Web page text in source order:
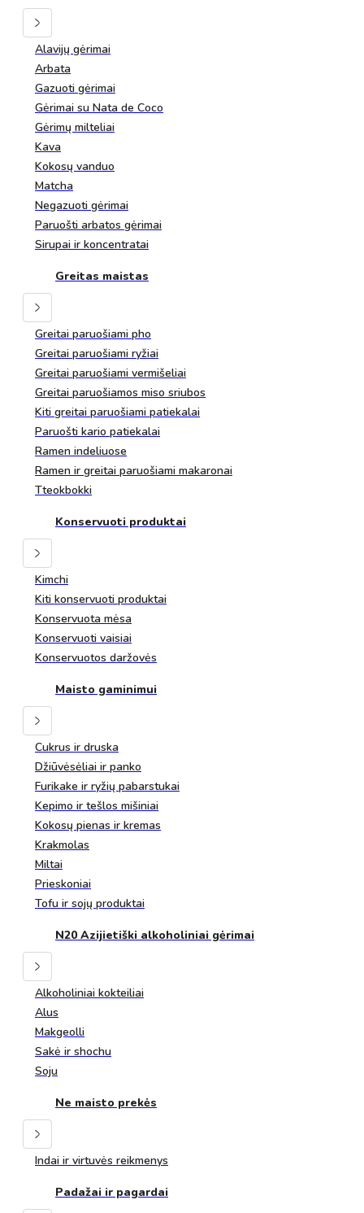
Alavijų gėrimai
Arbata
Gazuoti gėrimai
Gėrimai su Nata de Coco
Gėrimų milteliai
Kava
Kokosų vanduo
Matcha
Negazuoti gėrimai
Paruošti arbatos gėrimai
Sirupai ir koncentratai
Greitas maistas
Greitai paruošiami pho
Greitai paruošiami ryžiai
Greitai paruošiami vermišeliai
Greitai paruošiamos miso sriubos
Kiti greitai paruošiami patiekalai
Paruošti kario patiekalai
Ramen indeliuose
Ramen ir greitai paruošiami makaronai
Tteokbokki
Konservuoti produktai
Kimchi
Kiti konservuoti produktai
Konservuota mėsa
Konservuoti vaisiai
Konservuotos daržovės
Maisto gaminimui
Cukrus ir druska
Džiūvėsėliai ir panko
Furikake ir ryžių pabarstukai
Kepimo ir tešlos mišiniai
Kokosų pienas ir kremas
Krakmolas
Miltai
Prieskoniai
Tofu ir sojų produktai
N20 Azijietiški alkoholiniai gėrimai
Alkoholiniai kokteiliai
Alus
Makgeolli
Sakė ir shochu
Soju
Ne maisto prekės
Indai ir virtuvės reikmenys
Padažai ir pagardai